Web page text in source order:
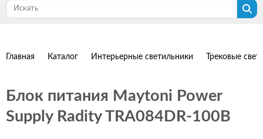
Главная Каталог Интерьерные светильники Трековые
Блок питания Maytoni Power
Supply Radity TRA084DR-100B